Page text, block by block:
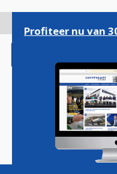
gaan
Magazine
Profiteer nu van